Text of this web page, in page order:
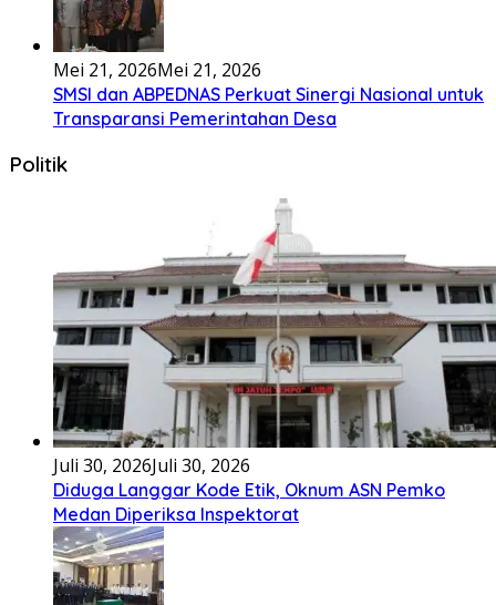
Kala Ku Seorang Diri Hanya Berteman Sepi Dan Angin
Juli 2, 2026Juli 2, 2026
Di Hadapan Presiden Prabowo, Kapolda Sumut
Terima Tanda Kehormatan Nugraha Sakanti pada
Hari Bhayangkara ke-80